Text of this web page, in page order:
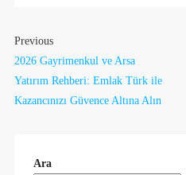
Previous
2026 Gayrimenkul ve Arsa
Yatırım Rehberi: Emlak Türk ile
Kazancınızı Güvence Altına Alın
Ara